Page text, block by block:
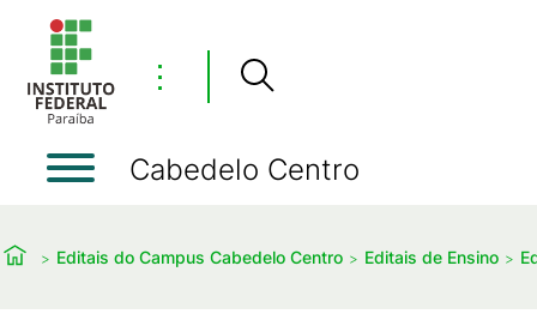
⋮
Cabedelo Centro
Editais do Campus Cabedelo Centro Editais de Ensino